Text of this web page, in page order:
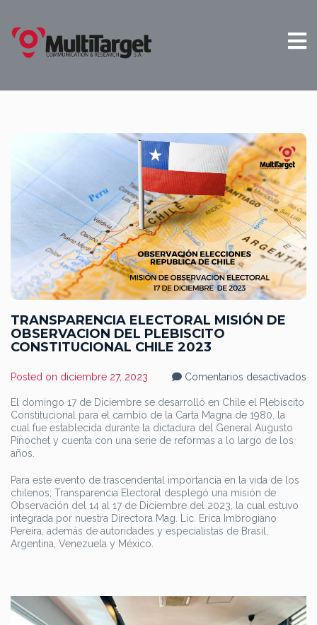
TRANSPARENCIA ELECTORAL MISIÓN DE
OBSERVACION DEL PLEBISCITO
CONSTITUCIONAL CHILE 2023
Posted on diciembre 27, 2023 Comentarios desactivados
El domingo 17 de Diciembre se desarrolló en Chile el Plebiscito
Constitucional para el cambio de la Carta Magna de 1980, la
cual fue establecida durante la dictadura del General Augusto
Pinochet y cuenta con una serie de reformas a lo largo de los
años.
Para este evento de trascendental importancia en la vida de los
chilenos; Transparencia Electoral desplegó una misión de
Observación del 14 al 17 de Diciembre del 2023, la cual estuvo
integrada por nuestra Directora Mag. Lic. Erica Imbrogiano
Pereira, además de autoridades y especialistas de Brasil,
Argentina, Venezuela y México.